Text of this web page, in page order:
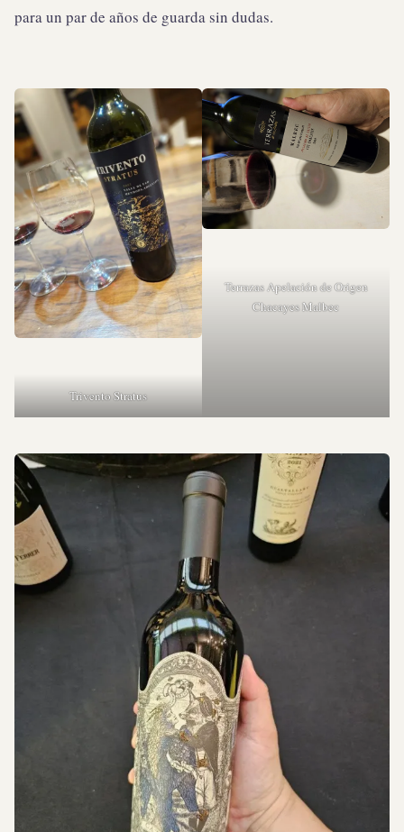
para un par de años de guarda sin dudas.
Trivento Stratus
Terrazas Apelación de Origen
Chacayes Malbec